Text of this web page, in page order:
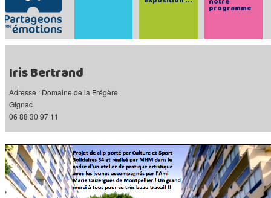
programme
Iris Bertrand
Adresse : Domaine de la Frégère
Gignac
06 88 30 97 11